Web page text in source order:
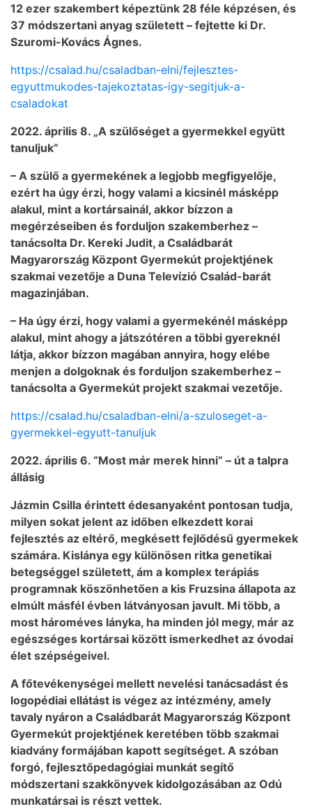
12 ezer szakembert képeztünk 28 féle képzésen, és
37 módszertani anyag született – fejtette ki Dr.
Szuromi-Kovács Ágnes.
https://csalad.hu/csaladban-elni/fejlesztes-
egyuttmukodes-tajekoztatas-igy-segitjuk-a-
csaladokat
2022. április 8. „A szülőséget a gyermekkel együtt
tanuljuk”
– A szülő a gyermekének a legjobb megfigyelője,
ezért ha úgy érzi, hogy valami a kicsinél másképp
alakul, mint a kortársainál, akkor bízzon a
megérzéseiben és forduljon szakemberhez –
tanácsolta Dr. Kereki Judit, a Családbarát
Magyarország Központ Gyermekút projektjének
szakmai vezetője a Duna Televízió Család-barát
magazinjában.
– Ha úgy érzi, hogy valami a gyermekénél másképp
alakul, mint ahogy a játszótéren a többi gyereknél
látja, akkor bízzon magában annyira, hogy elébe
menjen a dolgoknak és forduljon szakemberhez –
tanácsolta a Gyermekút projekt szakmai vezetője.
https://csalad.hu/csaladban-elni/a-szuloseget-a-
gyermekkel-egyutt-tanuljuk
2022. április 6. “Most már merek hinni” – út a talpra
állásig
Jázmin Csilla érintett édesanyaként pontosan tudja,
milyen sokat jelent az időben elkezdett korai
fejlesztés az eltérő, megkésett fejlődésű gyermekek
számára. Kislánya egy különösen ritka genetikai
betegséggel született, ám a komplex terápiás
programnak köszönhetően a kis Fruzsina állapota az
elmúlt másfél évben látványosan javult. Mi több, a
most hároméves lányka, ha minden jól megy, már az
egészséges kortársai között ismerkedhet az óvodai
élet szépségeivel.
A főtevékenységei mellett nevelési tanácsadást és
logopédiai ellátást is végez az intézmény, amely
tavaly nyáron a Családbarát Magyarország Központ
Gyermekút projektjének keretében több szakmai
kiadvány formájában kapott segítséget. A szóban
forgó, fejlesztőpedagógiai munkát segítő
módszertani szakkönyvek kidolgozásában az Odú
munkatársai is részt vettek.